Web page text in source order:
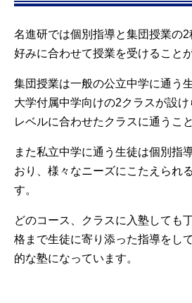
名進研では個別指導と集団授業の
好みに合わせて授業を受けること
集団授業は一般の公立中学に通う
大学付属中学向けの2クラスが設
レベルに合わせたクラスに通うこ
また私立中学に通う生徒は個別指
おり、様々なニーズにこたえられ
す。
どのコース、クラスに入塾しても
格まで生徒に寄り添った指導をし
的な塾になっています。